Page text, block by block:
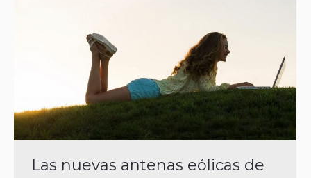
Las nuevas antenas eólicas de